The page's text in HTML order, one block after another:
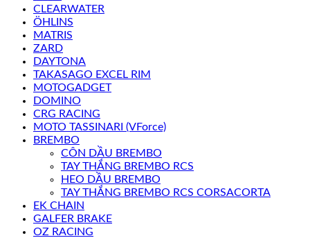
CLEARWATER
ÖHLINS
MATRIS
ZARD
DAYTONA
TAKASAGO EXCEL RIM
MOTOGADGET
DOMINO
CRG RACING
MOTO TASSINARI (VForce)
BREMBO
CÔN DẦU BREMBO
TAY THẮNG BREMBO RCS
HEO DẦU BREMBO
TAY THẮNG BREMBO RCS CORSACORTA
EK CHAIN
GALFER BRAKE
OZ RACING